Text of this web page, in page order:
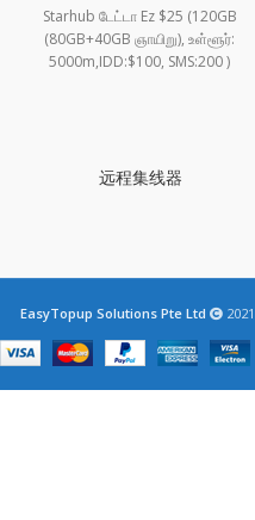
Starhub டேட்டா Ez $25 (120GB
(80GB+40GB ஞாயிறு), உள்ளூர்:
5000m,IDD:$100, SMS:200 )
远程集线器
EasyTopup Solutions Pte Ltd 2021.